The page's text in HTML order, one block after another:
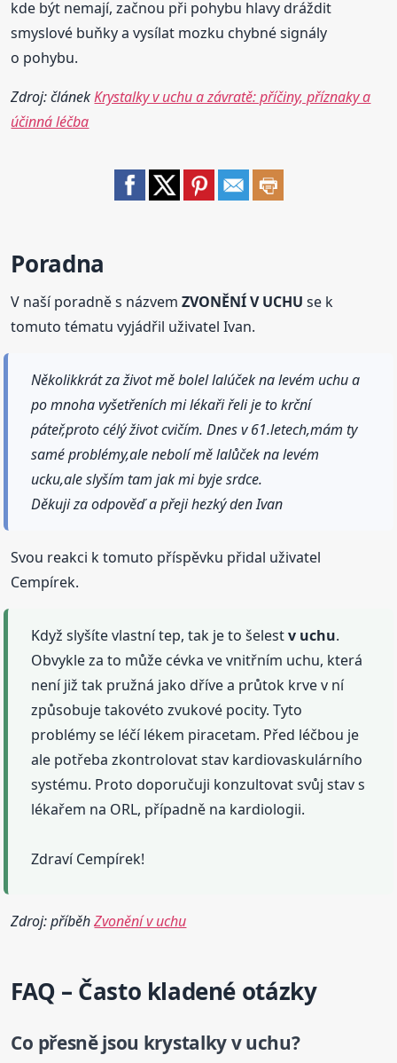
kde být nemají, začnou při pohybu hlavy dráždit
smyslové buňky a vysílat mozku chybné signály
o pohybu.
Zdroj: článekKrystalky v uchu a závratě: příčiny, příznaky a
účinná léčba
Poradna
V naší poradně s názvemZVONĚNÍ V UCHU se k
tomuto tématu vyjádřil uživatel Ivan.
Několikkrát za život mě bolel lalúček na levém uchu a
po mnoha vyšetřeních mi lékaři řeli je to krční
páteř,proto célý život cvičím. Dnes v 61.letech,mám ty
samé problémy,ale nebolí mě lalůček na levém
ucku,ale slyším tam jak mi byje srdce.
Děkuji za odpověď a přeji hezký den Ivan
Svou reakci k tomuto příspěvku přidal uživatel
Cempírek.
Když slyšíte vlastní tep, tak je to šelestv uchu.
Obvykle za to může cévka ve vnitřním uchu, která
není již tak pružná jako dříve a průtok krve v ní
způsobuje takovéto zvukové pocity. Tyto
problémy se léčí lékem piracetam. Před léčbou je
ale potřeba zkontrolovat stav kardiovaskulárního
systému. Proto doporučuji konzultovat svůj stav s
lékařem na ORL, případně na kardiologii.
Zdraví Cempírek!
Zdroj: příběhZvonění v uchu
FAQ – Často kladené otázky
Co přesně jsou krystalkyv uchu?